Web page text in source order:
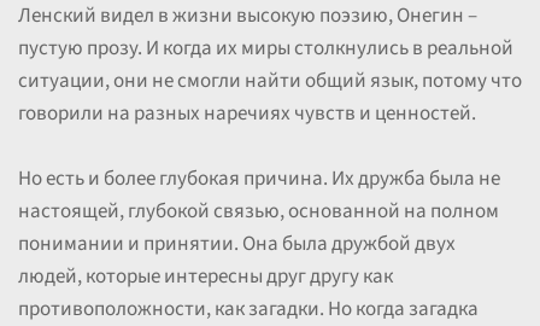
Ленский видел в жизни высокую поэзию, Онегин –
пустую прозу. И когда их миры столкнулись в реальной
ситуации, они не смогли найти общий язык, потому что
говорили на разных наречиях чувств и ценностей.
Но есть и более глубокая причина. Их дружба была не
настоящей, глубокой связью, основанной на полном
понимании и принятии. Она была дружбой двух
людей, которые интересны друг другу как
противоположности, как загадки. Но когда загадка